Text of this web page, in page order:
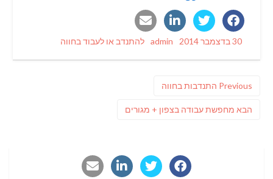
Posted
30 בדצמבר 2014 Author
admin
Categories
להתנדב או לעבוד בחווה
Previous
Previous
התנדבות בחווה
הבא פוסט
מחפשת עבודה בצפון + מגורים